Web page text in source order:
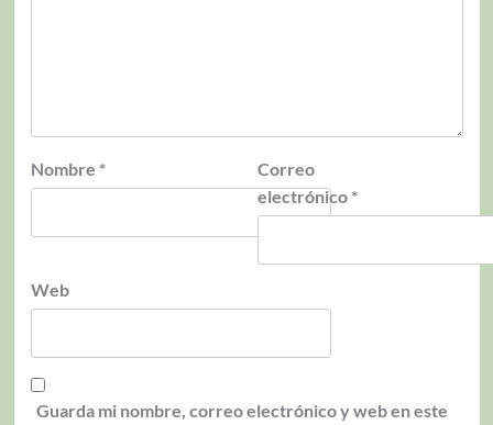
Nombre *
Correo
electrónico *
Web
Guarda mi nombre, correo electrónico y web en este